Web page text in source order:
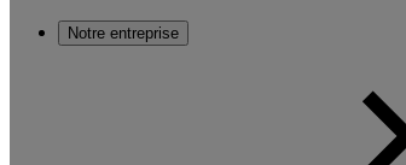
Notre entreprise